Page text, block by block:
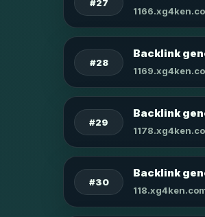
#27
#28
Backlink
#29
Backlink
#30
Backlink